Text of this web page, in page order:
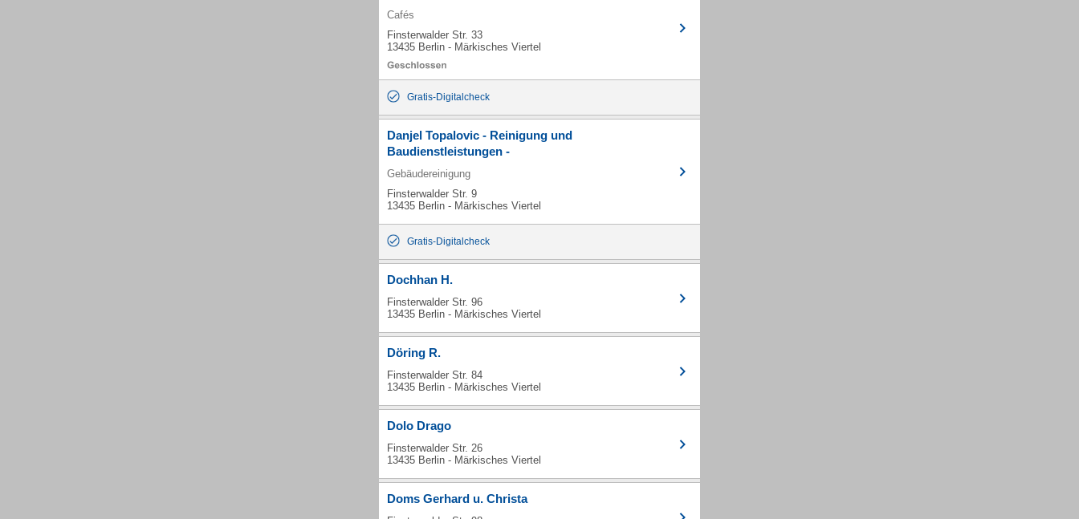
Cafés
Finsterwalder Str. 33
13435 Berlin - Märkisches Viertel
Gratis-Digitalcheck
Danjel Topalovic - Reinigung und
Baudienstleistungen -
Gebäudereinigung
Finsterwalder Str. 9
13435 Berlin - Märkisches Viertel
Gratis-Digitalcheck
Dochhan H.
Finsterwalder Str. 96
13435 Berlin - Märkisches Viertel
Döring R.
Finsterwalder Str. 84
13435 Berlin - Märkisches Viertel
Dolo Drago
Finsterwalder Str. 26
13435 Berlin - Märkisches Viertel
Doms Gerhard u. Christa